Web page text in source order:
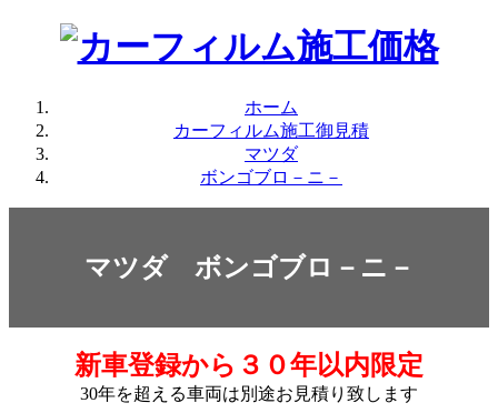
ホーム
カーフィルム施工御見積
マツダ
ボンゴブロ－ニ－
マツダ ボンゴブロ－ニ－
新車登録から３０年以内限定
30年を超える車両は別途お見積り致します